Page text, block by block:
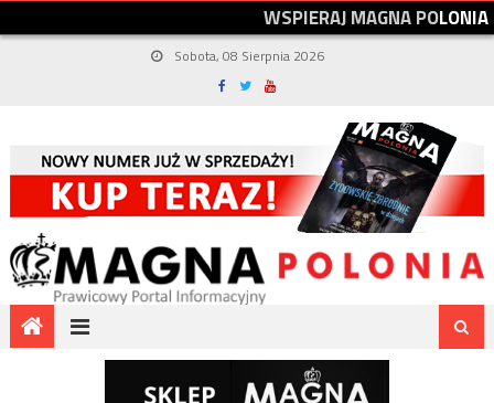
WSPIERAJMAGNAPOLONIA
Sobota, 08 Sierpnia 2026